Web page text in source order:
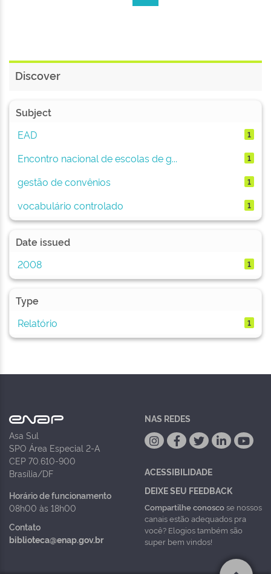
Discover
Subject
EAD
1
Encontro nacional de escolas de g... 1
gestão de convênios 1
vocabulário controlado 1
Date issued
2008
1
Type
Relatório
1
Asa Sul
SPO Área Especial 2-A
CEP 70.610-900
Brasília/DF
Horário de funcionamento
08h00 às 18h00
Contato
biblioteca@enap.gov.br
NAS REDES
ACESSIBILIDADE
DEIXE SEU FEEDBACK
Compartilhe conoscose nossos
canais estão adequados pra
você? Elogios também são
super bem vindos!